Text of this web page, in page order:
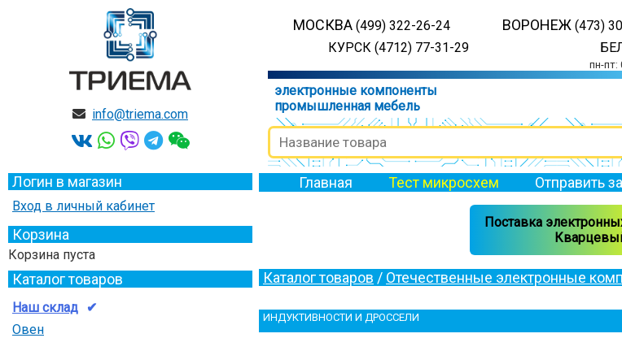
info@triema.com
МОСКВА (499) 322-26-24 ВОРОНЕЖ (473)
КУРСК (4712) 77-31-29
пн-пт:
электронные компоненты
промышленная мебель
Логин в магазин
Вход в личный кабинет
Корзина
Корзина пуста
Каталог товаров
Наш склад
Овен
Главная Тест микросхем Отправить
Поставка
Каталог товаров / Отечественные электронные
ИНДУКТИВНОСТИ И ДРОССЕЛИ